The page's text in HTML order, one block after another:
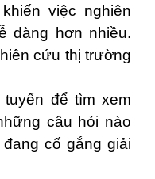
việc nghiên
dàng hơn nhiều.
cứu thị trường
để tìm xem
câu hỏi nào
cố gắng giải